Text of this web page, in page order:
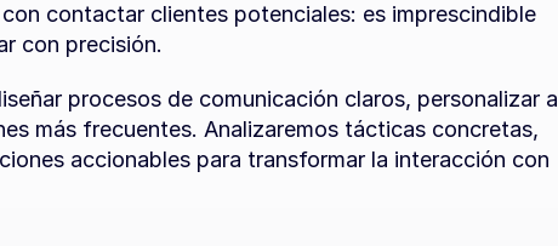
contactar clientes potenciales: es imprescindible
con precisión.
procesos de comunicación claros, personalizar a
más frecuentes. Analizaremos tácticas concretas,
accionables para transformar la interacción con